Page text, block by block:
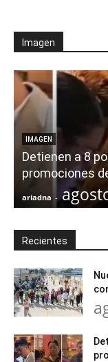
Imagen
IMAGEN
Detienen a 8
promociones
ariadna -
Recientes